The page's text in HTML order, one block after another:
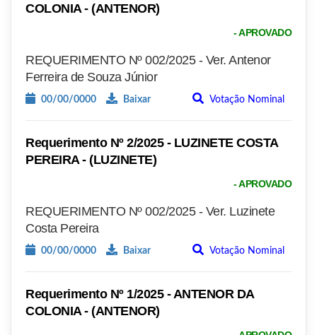
COLONIA - (ANTENOR)
- APROVADO
REQUERIMENTO Nº 002/2025 - Ver. Antenor
Ferreira de Souza Júnior
00/00/0000 Baixar Votação Nominal
Requerimento Nº 2/2025 - LUZINETE COSTA
PEREIRA - (LUZINETE)
- APROVADO
REQUERIMENTO Nº 002/2025 - Ver. Luzinete
Costa Pereira
00/00/0000 Baixar Votação Nominal
Requerimento Nº 1/2025 - ANTENOR DA
COLONIA - (ANTENOR)